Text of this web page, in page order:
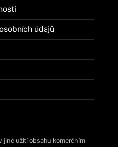
údajů
jiné užití obsahu komerčním